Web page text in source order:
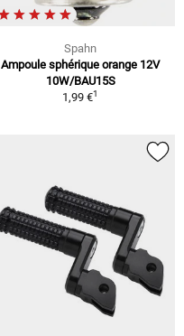
Spahn
Ampoule sphérique orange 12V
10W/BAU15S
1,99 €1